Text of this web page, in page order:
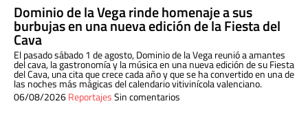
Dominio de la Vega rinde homenaje a sus
burbujas en una nueva edición de la Fiesta del
Cava
El pasado sábado 1 de agosto, Dominio de la Vega reunió a amantes
del cava, la gastronomía y la música en una nueva edición de su Fiesta
del Cava, una cita que crece cada año y que se ha convertido en una de
las noches más mágicas del calendario vitivinícola valenciano.
06/08/2026ReportajesSin comentarios